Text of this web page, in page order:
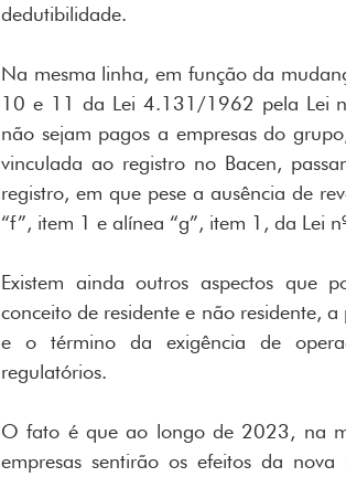
dedutibilidade.
Na mesma linha, em função da
10 e 11 da Lei 4.131/1962 pela Lei
não sejam pagos a empresas do
vinculada ao registro no Bacen,
registro, em que pese a ausência de
“f”, item 1 e alínea “g”, item 1, da Lei
Existem ainda outros aspectos que
conceito de residente e não residente,
e o término da exigência de
regulatórios.
O fato é que ao longo de 2023, na
empresas sentirão os efeitos da